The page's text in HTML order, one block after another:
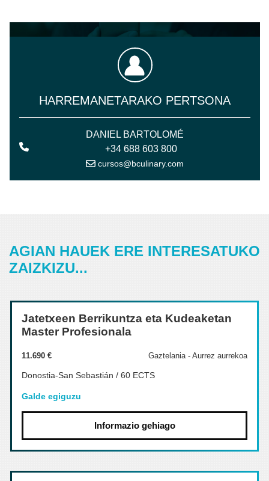
HARREMANETARAKO PERTSONA
DANIEL BARTOLOMÉ
+34 688 603 800
cursos@bculinary.com
AGIAN HAUEK ERE INTERESATUKO
ZAIZKIZU...
Jatetxeen Berrikuntza eta Kudeaketan
Master Profesionala
11.690 € Gaztelania - Aurrez aurrekoa
Donostia-San Sebastián / 60 ECTS
Galde egiguzu
Informazio gehiago